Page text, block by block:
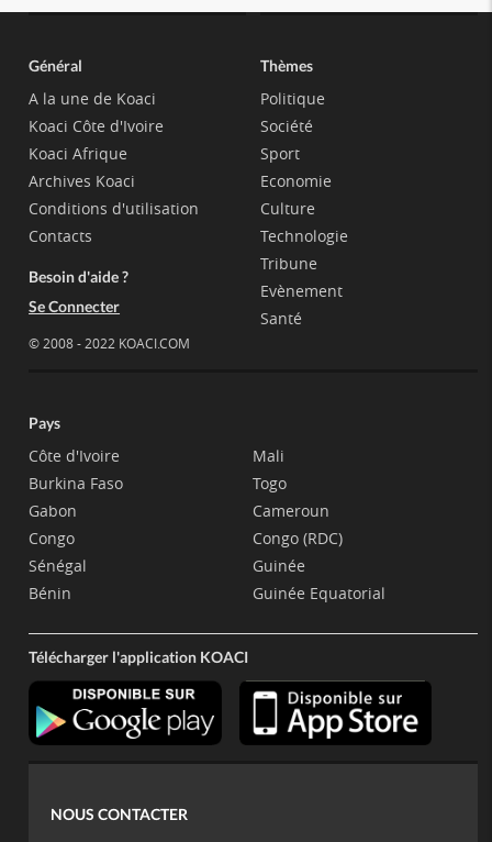
Général
A la une de Koaci
Koaci Côte d'Ivoire
Koaci Afrique
Archives Koaci
Conditions d'utilisation
Contacts
Besoin d'aide ?
Se Connecter
© 2008 - 2022 KOACI.COM
Thèmes
Politique
Société
Sport
Economie
Culture
Technologie
Tribune
Evènement
Santé
Pays
Côte d'Ivoire
Burkina Faso
Gabon
Congo
Sénégal
Bénin
Mali
Togo
Cameroun
Congo (RDC)
Guinée
Guinée Equatorial
Télécharger l'application KOACI
NOUS CONTACTER